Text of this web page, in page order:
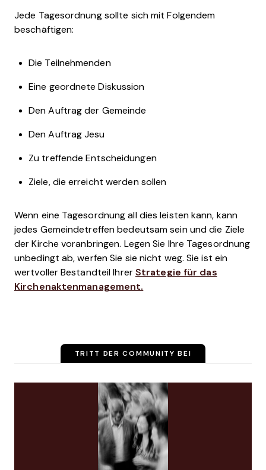
Jede Tagesordnung sollte sich mit Folgendem
beschäftigen:
Die Teilnehmenden
Eine geordnete Diskussion
Den Auftrag der Gemeinde
Den Auftrag Jesu
Zu treffende Entscheidungen
Ziele, die erreicht werden sollen
Wenn eine Tagesordnung all dies leisten kann, kann
jedes Gemeindetreffen bedeutsam sein und die Ziele
der Kirche voranbringen. Legen Sie Ihre Tagesordnung
unbedingt ab, werfen Sie sie nicht weg. Sie ist ein
wertvoller Bestandteil Ihrer Strategie für das
Kirchenaktenmanagement.
TRITT DER COMMUNITY BEI